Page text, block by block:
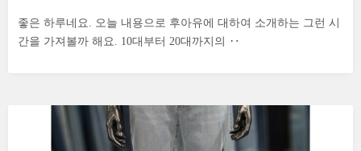
좋은 하루네요. 오늘 내용으로 후아유에 대하여 소개하는 그런 시
간을 가져볼까 해요. 10대부터 20대까지의 ‥